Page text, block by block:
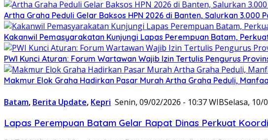
Artha Graha Peduli Gelar Baksos HPN 2026 di Banten, Salurkan 3.000
Kakanwil Pemasyarakatan Kunjungi Lapas Perempuan Batam,
PWI Kunci Aturan: Forum Wartawan Wajib Izin Tertulis Pengurus
Makmur Elok Graha Hadirkan Pasar Murah Artha Graha Peduli,
Batam, Berita Update, Kepri Senin, 09/02/2026 - 10:37 WIBSelasa, 10/
Lapas Perempuan Batam Gelar Rapat Dinas Perkuat